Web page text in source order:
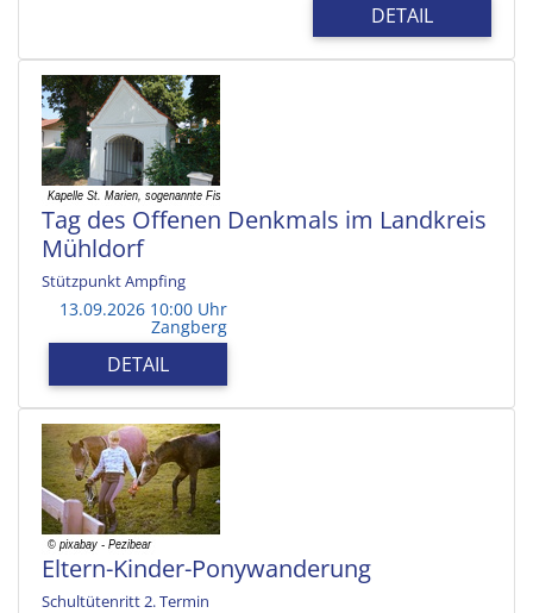
DETAIL
Tag des Offenen Denkmals im Landkreis
Mühldorf
Stützpunkt Ampfing
13.09.2026 10:00 Uhr
Zangberg
DETAIL
Eltern-Kinder-Ponywanderung
Schultütenritt 2. Termin